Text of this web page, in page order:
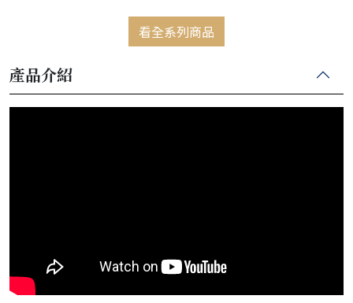
看全系列商品
產品介紹